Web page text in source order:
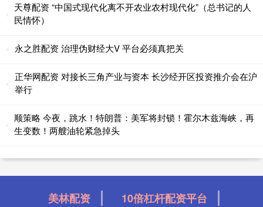
天尊配资 “中国式现代化离不开农业农村现代化”（总书记的人
民情怀）
永之胜配资 治理伪财经大V 平台必须真把关
正华网配资 对接长三角产业与资本 长沙经开区投资推介会在沪
举行
顺策略 今夜，跳水！特朗普：美军将封锁！霍尔木兹海峡，再
生变数！两艘油轮紧急掉头
美林配资
10倍杠杆配资平台